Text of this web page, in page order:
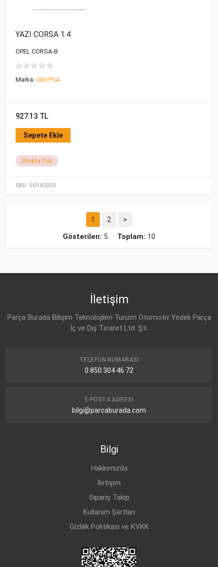
SKU: 90543005
YAZI CORSA 1.4
OPEL CORSA-B
Marka: GM/PSA
927.13 TL
Sepete Ekle
Stokta Yok
1 2
>
Gösterilen: 5 Toplam: 10
İletişim
Parça Burada Bilişim Teknolojileri Turizm Otomotiv Yedek Parça
İç ve Dış Ticaret Ltd. Şti.
TELEFON NUMARASI
0 850 304 46 72
E-POSTA ADRESI
bilgi@parcaburada.com
Bilgi
Hakkımızda
İletişim
Sipariş Takip
Kullanım Şartları
Gizlilik Politikası ve KVKK